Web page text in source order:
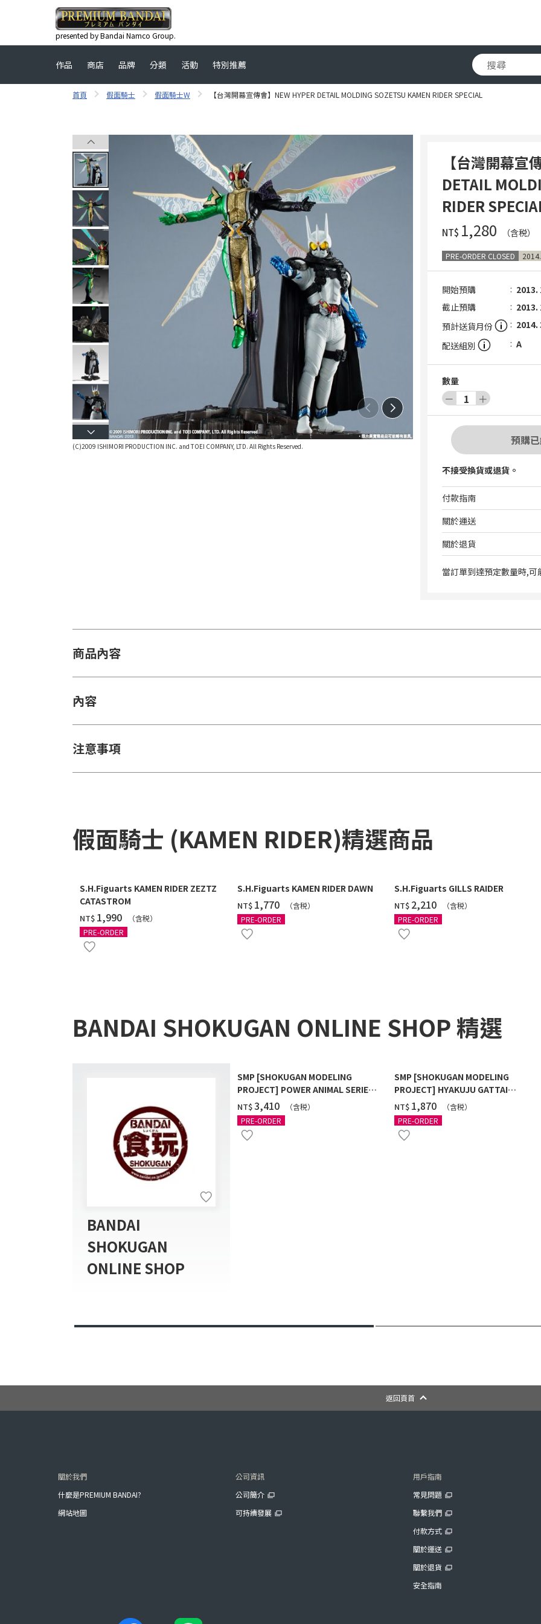
presented by Bandai Namco Group.
作品 商店 品牌 分類 活動 特別推薦
首頁 假面騎士 假面騎士W 【台灣開幕宣傳會】NEW HYPER DETAIL MOLDING SOZETSU KAMEN RIDER SPECIAL
(C)2009 ISHIMORI PRODUCTION INC. and TOEI COMPANY, LTD. All Rights Reserved.
【台灣開幕宣
DETAIL
RIDER
NT$ ‌1,280 （含税）
PRE-ORDER CLOSED
開始預購
2013.
截止預購
2013.
預計送貨月份
2014.
配送組別
A
數量
－ 1 ＋
預購
不接受換貨或退貨。
付款指南
關於運送
關於退貨
當訂單到達預定數量時,可
商品內容
內容
注意事項
假面騎士 (KAMEN RIDER)精選商品
S.H.Figuarts KAMEN RIDER ZEZTZ
CATASTROM
NT$ ‌1,990
（含税）
PRE-ORDER
S.H.Figuarts KAMEN RIDER DAWN
NT$ ‌1,770
（含税）
PRE-ORDER
S.H.Figuarts GILLS RAIDER
NT$ ‌2,210
（含税）
PRE-ORDER
BANDAI SHOKUGAN ONLINE SHOP 精選
BANDAI
SHOKUGAN
ONLINE SHOP
SMP [SHOKUGAN MODELING
PROJECT] POWER ANIMAL SERIES
EXTRA FULL SET W/O GUM (WITH
BONUS GIFT)
NT$‌3,410
（含税）
PRE-ORDER
SMP [SHOKUGAN MODELING
PROJECT] HYAKUJU GATTAI
GAOKING W/O GUM
NT$ ‌1,870
（含税）
PRE-ORDER
返回頁首
關於我們
什麼是PREMIUM BANDAI?
網站地圖
公司資訊
公司簡介
可持續發展
用戶指南
常見問題
聯繫我們
付款方式
關於運送
關於退貨
安全指南